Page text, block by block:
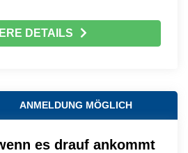
DETAILS
ANMELDUNG MÖGLICH
es drauf ankommt